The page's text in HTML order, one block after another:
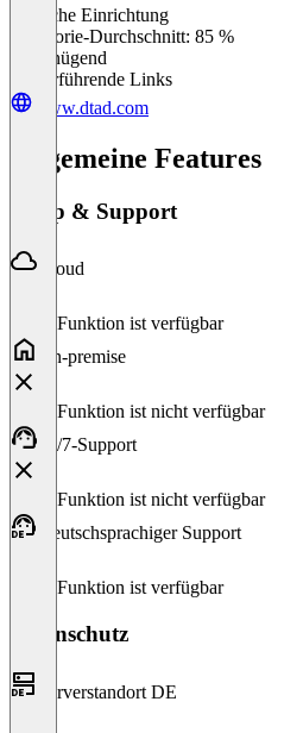
Einfache Einrichtung
Kategorie-Durchschnitt: 85 %
Ungenügend
Weiterführende Links
www.dtad.com
Allgemeine Features
Setup & Support
Cloud
Diese Funktion ist verfügbar
On-premise
Diese Funktion ist nicht verfügbar
24/7-Support
Diese Funktion ist nicht verfügbar
Deutschsprachiger Support
Diese Funktion ist verfügbar
Datenschutz
Serverstandort DE